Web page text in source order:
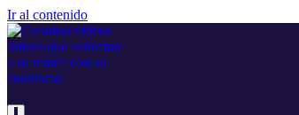
Ir al contenido